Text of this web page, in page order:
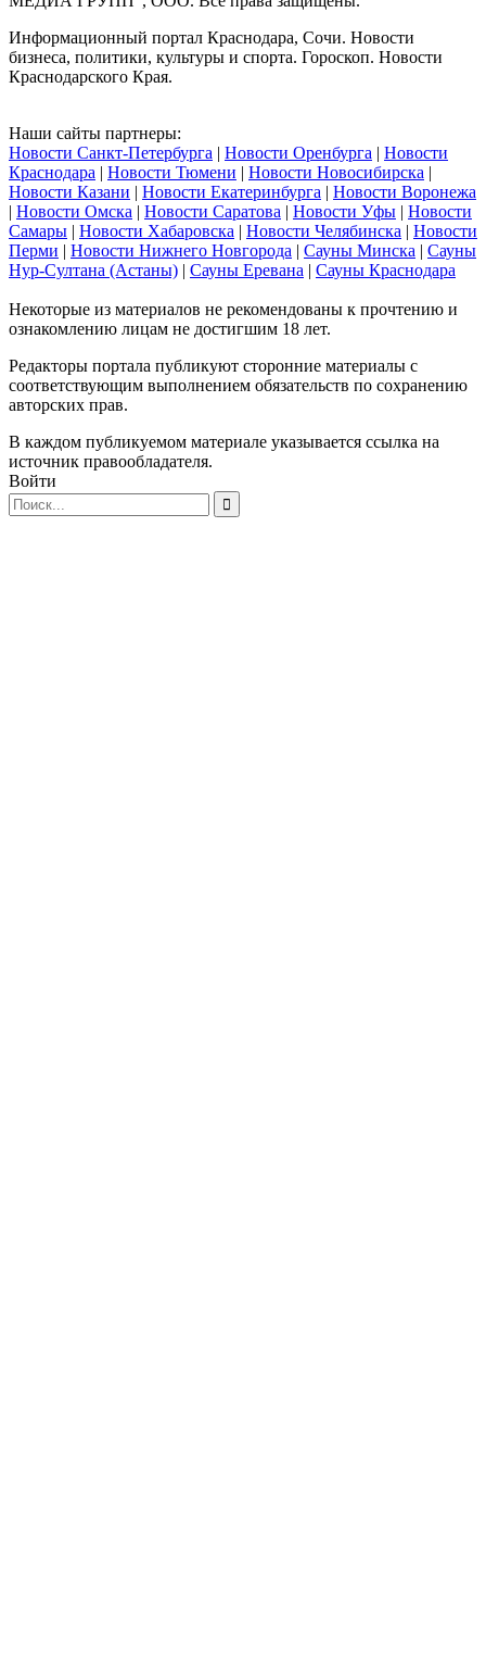
Информационный портал Краснодара, Сочи. Новости
бизнеса, политики, культуры и спорта. Гороскоп. Новости
Краснодарского Края.
Наши сайты партнеры:
Новости Санкт-Петербурга | Новости Оренбурга | Новости
Краснодара | Новости Тюмени | Новости Новосибирска |
Новости Казани | Новости Екатеринбурга | Новости Воронежа
| Новости Омска | Новости Саратова | Новости Уфы | Новости
Самары | Новости Хабаровска | Новости Челябинска | Новости
Перми | Новости Нижнего Новгорода | Сауны Минска | Сауны
Нур-Султана (Астаны) | Сауны Еревана | Сауны Краснодара
Некоторые из материалов не рекомендованы к прочтению и
ознакомлению лицам не достигшим 18 лет.
Редакторы портала публикуют сторонние материалы с
соответствующим выполнением обязательств по сохранению
авторских прав.
В каждом публикуемом материале указывается ссылка на
источник правообладателя.
Войти